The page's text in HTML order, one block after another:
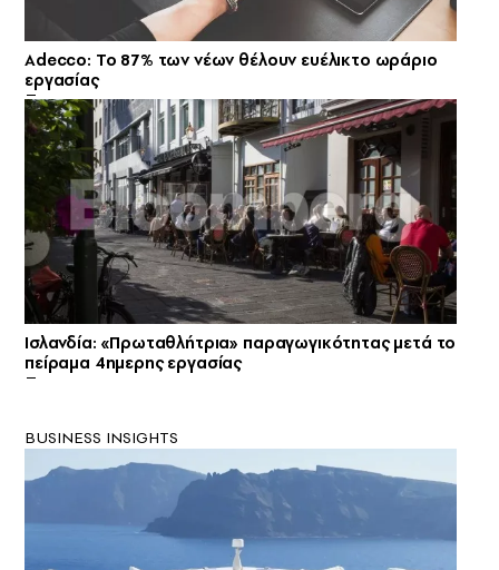
Adecco: Το 87% των νέων θέλουν ευέλικτο ωράριο
εργασίας
Ισλανδία: «Πρωταθλήτρια» παραγωγικότητας μετά το
πείραμα 4ημερης εργασίας
BUSINESS INSIGHTS